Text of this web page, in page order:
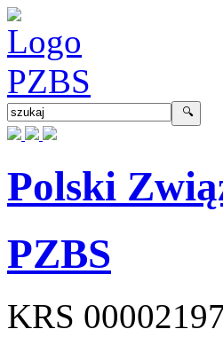
Polski
PZBS
KRS